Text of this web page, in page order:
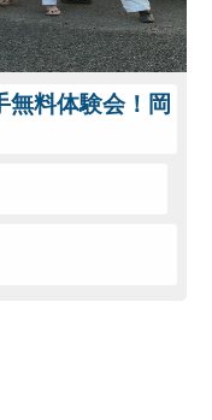
無料体験会！岡